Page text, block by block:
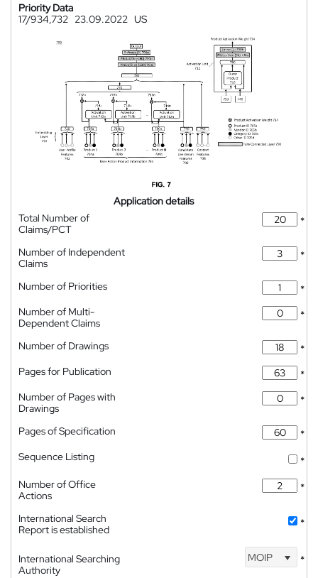
Priority Data
17/934,732 23.09.2022 US
Application details
Total Number of
Claims/PCT
*
Number of Independent
Claims
*
Number of Priorities
*
Number of Multi-
Dependent Claims
*
Number of Drawings
*
Pages for Publication
*
Number of Pages with
Drawings
*
Pages of Specification
*
Sequence Listing
*
Number of Office
Actions
*
International Search
Report is established
*
International Searching
Authority
MOIP *